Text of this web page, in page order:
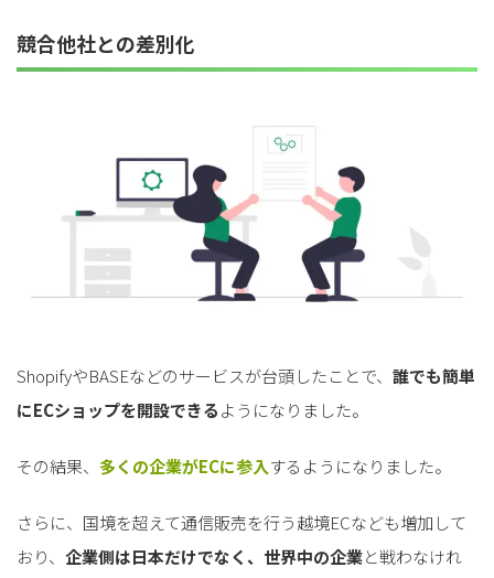
競合他社との差別化
ShopifyやBASEなどのサービスが台頭したことで、 誰でも簡単
にECショップを開設できるようになりました。
その結果、 多くの企業がECに参入するようになりました。
さらに、国境を超えて通信販売を行う越境ECなども増加して
おり、 企業側は日本だけでなく、世界中の企業と戦わなけれ